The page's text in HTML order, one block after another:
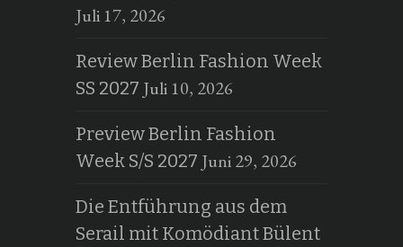
Juli 17, 2026
Review Berlin Fashion Week
SS 2027 Juli 10, 2026
Preview Berlin Fashion
Week S/S 2027 Juni 29, 2026
Die Entführung aus dem
Serail mit Komödiant Bülent